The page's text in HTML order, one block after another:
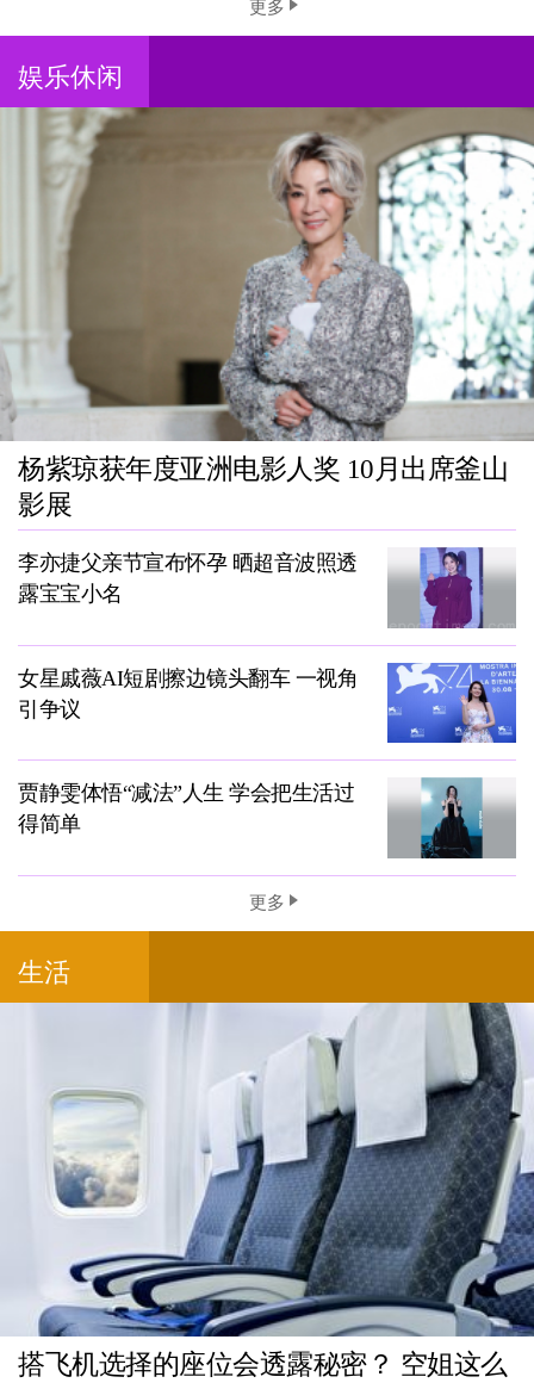
更多
娱乐休闲
杨紫琼获年度亚洲电影人奖 10月出席釜山
影展
李亦捷父亲节宣布怀孕 晒超音波照透
露宝宝小名
女星戚薇AI短剧擦边镜头翻车 一视角
引争议
贾静雯体悟“减法”人生 学会把生活过
得简单
更多
生活
搭飞机选择的座位会透露秘密？ 空姐这么